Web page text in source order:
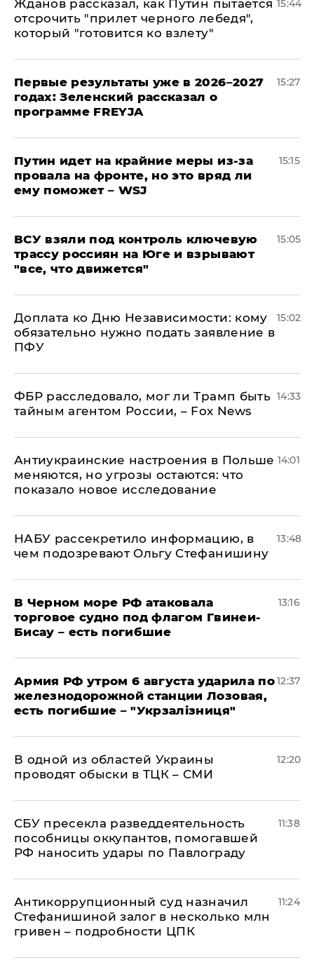
Жданов рассказал, как Путин пытается
отсрочить "прилет черного лебедя",
который "готовится ко взлету"
15:44
Первые результаты уже в 2026–2027
годах: Зеленский рассказал о
программе FREYJA
15:27
Путин идет на крайние меры из-за
провала на фронте, но это вряд ли
ему поможет – WSJ
15:15
ВСУ взяли под контроль ключевую
трассу россиян на Юге и взрывают
"все, что движется"
15:05
Доплата ко Дню Независимости: кому
обязательно нужно подать заявление в
ПФУ
15:02
ФБР расследовало, мог ли Трамп быть
тайным агентом России, – Fox News
14:33
Антиукраинские настроения в Польше
меняются, но угрозы остаются: что
показало новое исследование
14:01
НАБУ рассекретило информацию, в
чем подозревают Ольгу Стефанишину
13:48
В Черном море РФ атаковала
торговое судно под флагом Гвинеи-
Бисау – есть погибшие
13:16
Армия РФ утром 6 августа ударила по
железнодорожной станции Лозовая,
есть погибшие – "Укрзалізниця"
12:37
В одной из областей Украины
проводят обыски в ТЦК – СМИ
12:20
СБУ пресекла разведдеятельность
пособницы оккупантов, помогавшей
РФ наносить удары по Павлограду
11:38
Антикоррупционный суд назначил
Стефанишиной залог в несколько млн
гривен – подробности ЦПК
11:24